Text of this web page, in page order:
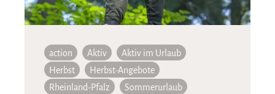
action Aktiv
Aktiv im Urlaub
Herbst
Herbst-Angebote
Rheinland-Pfalz
Sommerurlaub